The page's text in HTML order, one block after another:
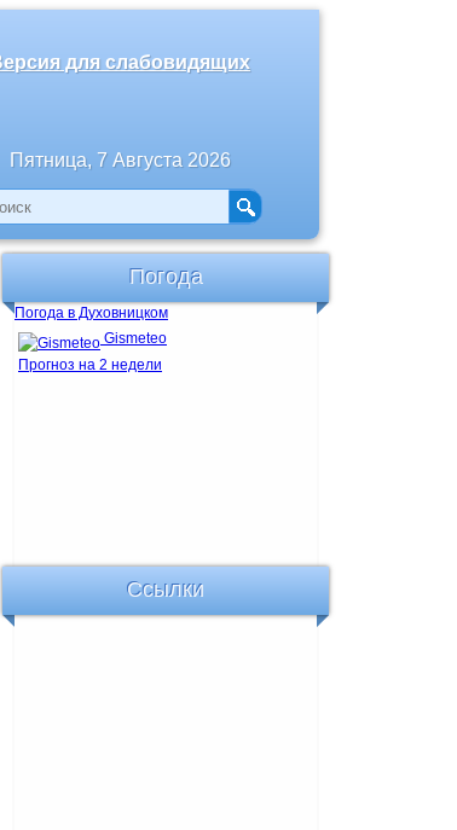
для слабовидящих
Пятница, 7 Августа 2026
Погода
Погода в Духовницком
Gismeteo
Прогноз на 2 недели
Ссылки